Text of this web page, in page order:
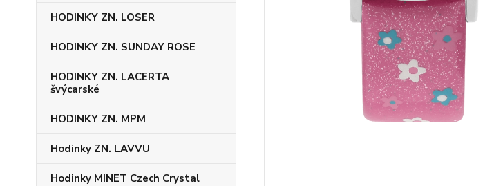
HODINKY ZN. LOSER
HODINKY ZN. SUNDAY ROSE
HODINKY ZN. LACERTA
švýcarské
HODINKY ZN. MPM
Hodinky ZN. LAVVU
Hodinky MINET Czech Crystal